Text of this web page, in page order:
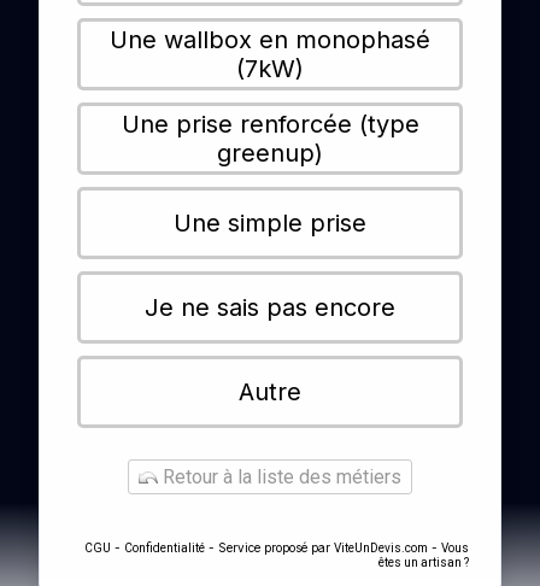
Une wallbox en monophasé
(7kW)
Une prise renforcée (type
greenup)
Une simple prise
Je ne sais pas encore
Autre
Retour à la liste des métiers
CGU - Confidentialité - Service proposé par ViteUnDevis.com - Vous
êtes un artisan ?